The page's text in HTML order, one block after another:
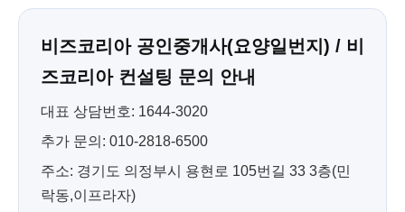
비즈코리아 공인중개사(요양일번지) / 비
즈코리아 컨설팅 문의 안내
대표 상담번호: 1644-3020
추가 문의: 010-2818-6500
주소: 경기도 의정부시 용현로 105번길 33 3층(민
락동,이프라자)